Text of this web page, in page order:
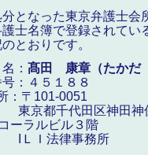
となった東京弁護士会
士名簿で登録されてい
とおりです。
髙田 康章（たかだ
４５１８８
〒101-0051
代田区神田神保
ーラルビル３階
律事務所